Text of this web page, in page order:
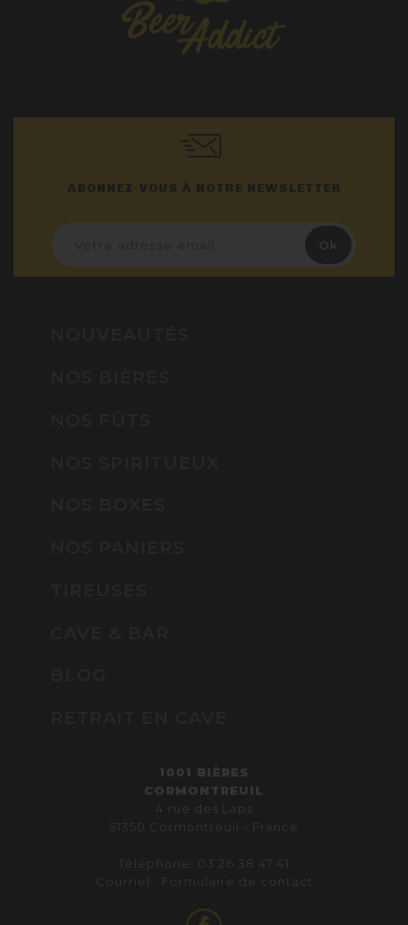
ABONNEZ-VOUS À NOTRE NEWSLETTER
1001 BIÈRES
CORMONTREUIL
4 rue des Laps
51350 Cormontreuil - France
Téléphone: 03 26 38 47 41
Courriel : Formulaire de contact